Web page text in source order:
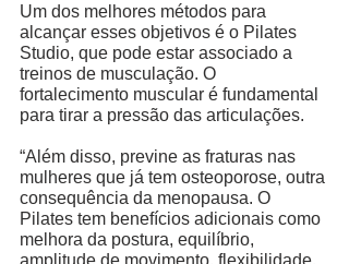
Um dos melhores métodos para
alcançar esses objetivos é o Pilates
Studio, que pode estar associado a
treinos de musculação. O
fortalecimento muscular é fundamental
para tirar a pressão das articulações.
“Além disso, previne as fraturas nas
mulheres que já tem osteoporose, outra
consequência da menopausa. O
Pilates tem benefícios adicionais como
melhora da postura, equilíbrio,
amplitude de movimento, flexibilidade,